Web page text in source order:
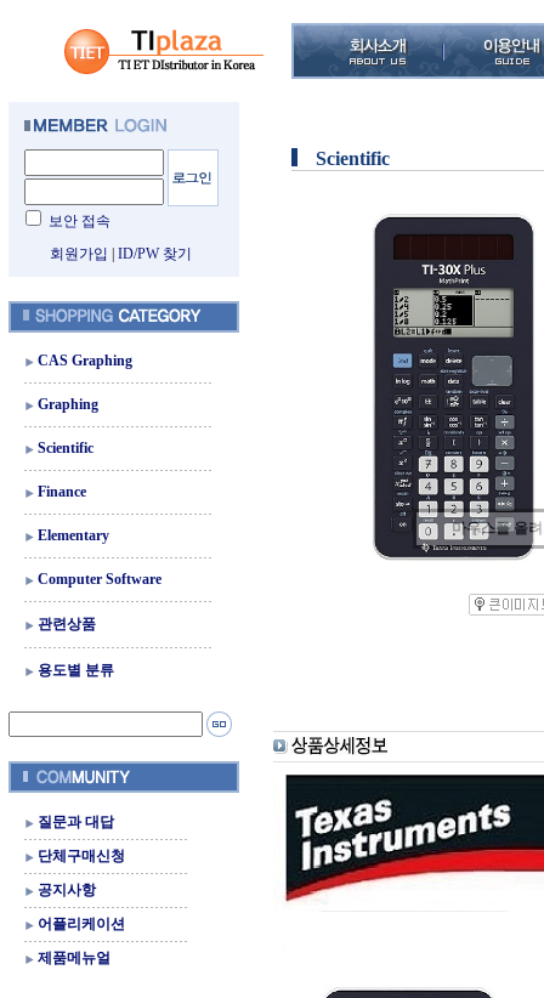
보안 접속
회원가입
ID/PW 찾기
CAS Graphing
Graphing
Scientific
Finance
Elementary
Computer Software
관련상품
용도별 분류
질문과 대답
단체구매신청
공지사항
어플리케이션
제품메뉴얼
Scientific
마우스를 올